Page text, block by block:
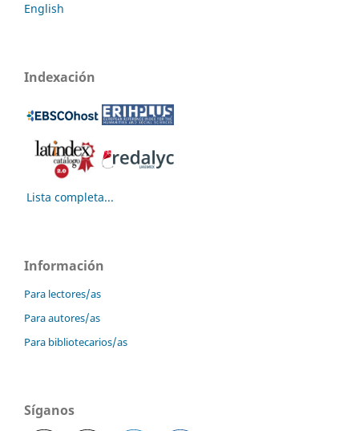
English
Indexación
Lista completa...
Información
Para lectores/as
Para autores/as
Para bibliotecarios/as
Síganos